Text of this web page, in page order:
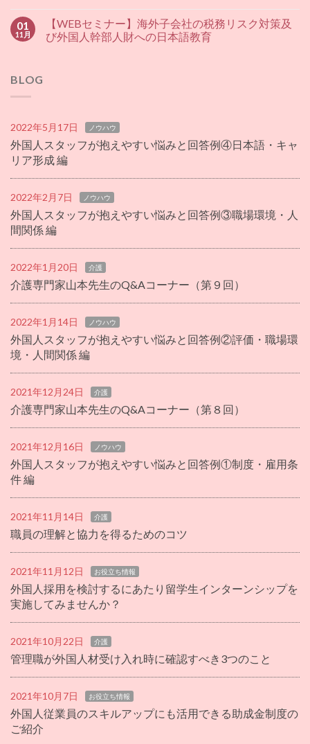
01
11月
【WEBセミナー】海外子会社の税務リスク対策及
び外国人幹部人財への日本語教育
BLOG
2022年5月17日 ノウハウ
外国人スタッフが抱えやすい悩みと回答例④日本語・キャ
リア形成 編
2022年2月7日 ノウハウ
外国人スタッフが抱えやすい悩みと回答例③職場環境・人
間関係 編
2022年1月20日 介護
介護専門家山本先生のQ&Aコーナー（第９回）
2022年1月14日 ノウハウ
外国人スタッフが抱えやすい悩みと回答例②評価・職場環
境・人間関係 編
2021年12月24日 介護
介護専門家山本先生のQ&Aコーナー（第８回）
2021年12月16日 ノウハウ
外国人スタッフが抱えやすい悩みと回答例①制度・雇用条
件 編
2021年11月14日 介護
職員の理解と協力を得るためのコツ
2021年11月12日 お役立ち情報
外国人採用を検討するにあたり留学生インターンシップを
実施してみませんか？
2021年10月22日 介護
管理職が外国人材受け入れ時に確認すべき3つのこと
2021年10月7日 お役立ち情報
外国人従業員のスキルアップにも活用できる助成金制度の
ご紹介